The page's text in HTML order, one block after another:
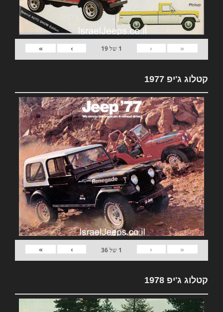
«
‹
1 של19
›
»
קטלוג ג'יפ 1977
«
‹
1 של36
›
»
קטלוג ג'יפ 1978